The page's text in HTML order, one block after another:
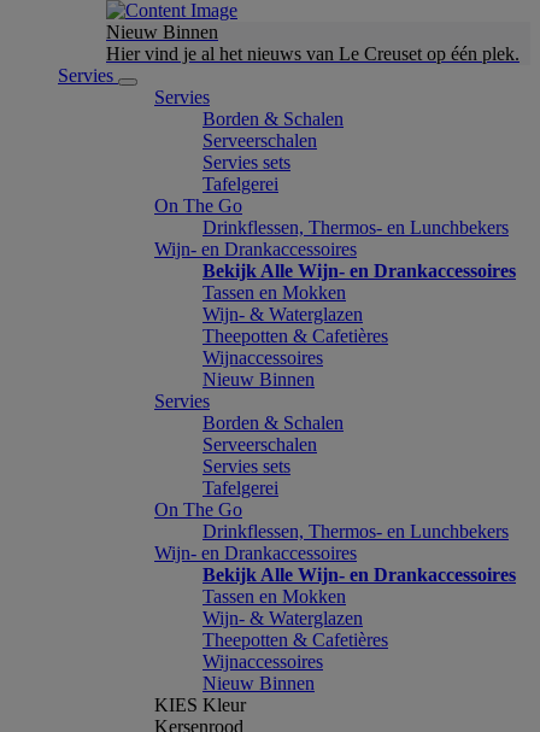
Nieuw Binnen
Hier vind je al het nieuws van Le Creuset op één plek.
Servies
Servies
Borden & Schalen
Serveerschalen
Servies sets
Tafelgerei
On The Go
Drinkflessen, Thermos- en Lunchbekers
Wijn- en Drankaccessoires
Bekijk Alle Wijn- en Drankaccessoires
Tassen en Mokken
Wijn- & Waterglazen
Theepotten & Cafetières
Wijnaccessoires
Nieuw Binnen
Servies
Borden & Schalen
Serveerschalen
Servies sets
Tafelgerei
On The Go
Drinkflessen, Thermos- en Lunchbekers
Wijn- en Drankaccessoires
Bekijk Alle Wijn- en Drankaccessoires
Tassen en Mokken
Wijn- & Waterglazen
Theepotten & Cafetières
Wijnaccessoires
Nieuw Binnen
KIES Kleur
Kersenrood